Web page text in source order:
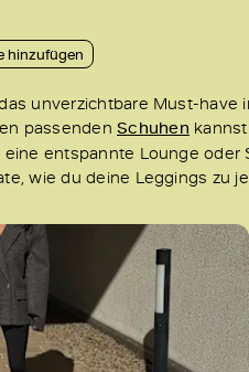
hinzufügen
unverzichtbare Must-
passendenSchuhen
entspannte Lounge
wie du deine Leggings zu